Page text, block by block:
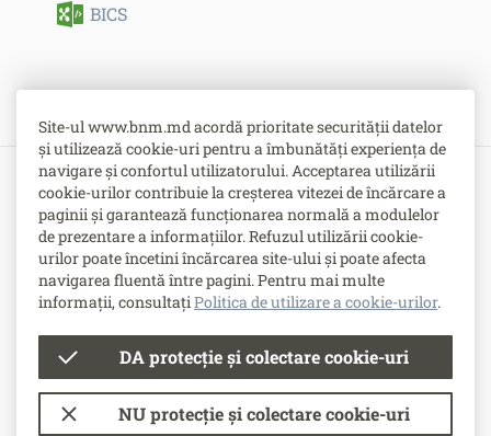
Site-ul www.bnm.md acordă prioritate securității datelor
și utilizează cookie-uri pentru a îmbunătăți experiența de
navigare și confortul utilizatorului. Acceptarea utilizării
cookie-urilor contribuie la creșterea vitezei de încărcare a
paginii și garantează funcționarea normală a modulelor
de prezentare a informațiilor. Refuzul utilizării cookie-
urilor poate încetini încărcarea site-ului și poate afecta
navigarea fluentă între pagini. Pentru mai multe
informații, consultațiPolitica de utilizare a cookie-urilor.
DA protecție și colectare cookie-uri
NU protecție și colectare cookie-uri
BICS
Bulevardul Grigore Vieru nr. 1,
MD-2005, Chişinău, Republica Moldova
-Contacte
-Posturi vacante
© Banca Națională a Moldovei